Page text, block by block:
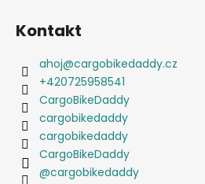
Kontakt
ahoj@cargobikedaddy.cz
+420725958541
CargoBikeDaddy
cargobikedaddy
cargobikedaddy
CargoBikeDaddy
@cargobikedaddy